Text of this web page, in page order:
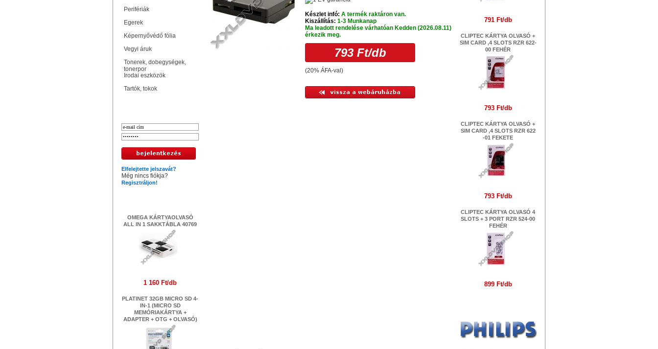
Perifériák
Egerek
Képernyővédő fólia
Vegyi áruk
Tonerek, dobegységek,
tonerpor
Irodai eszközök
Tartók, tokok
Elfelejtette jelszavát?
Még nincs fiókja?
Regisztráljon!
OMEGA KÁRTYAOLVASÓ
ALL IN 1 SAKKTÁBLA 40769
1 160 Ft/db
PLATINET 32GB MICRO SD 4-
IN-1 (MICRO SD
MEMÓRIAKÁRTYA +
ADAPTER + OTG + OLVASÓ)
Készlet infó: A termék raktáron van.
Kiszállítás: 1-3 Munkanap
Ma leadott rendelése várhatóan Kedden (2026.08.11)
érkezik meg.
793 Ft/db
(20% ÁFA-val)
791 Ft/db
CLIPTEC KÁRTYA OLVASÓ +
SIM CARD ,4 SLOTS RZR 622-
00 FEHÉR
793 Ft/db
CLIPTEC KÁRTYA OLVASÓ +
SIM CARD ,4 SLOTS RZR 622
-01 FEKETE
793 Ft/db
CLIPTEC KÁRTYA OLVASÓ 4
SLOTS + 3 PORT RZR 524-00
FEHÉR
899 Ft/db